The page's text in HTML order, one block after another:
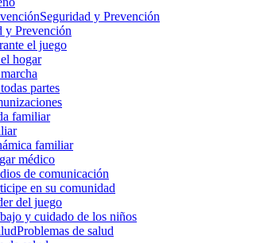
Seguridad y Prevención
y Prevención
el juego
hogar
partes
familiar
familiar
médico
de comunicación
en su comunidad
del juego
y cuidado de los niños
Problemas de salud